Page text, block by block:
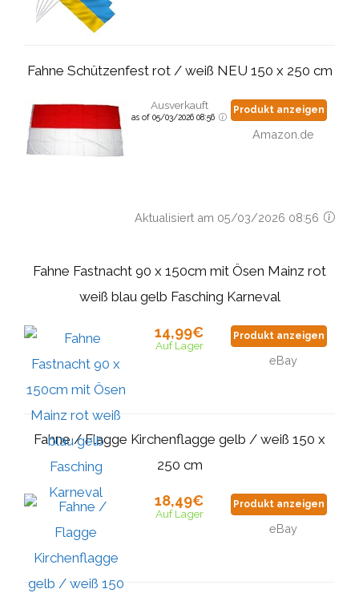
Fahne Schützenfest rot / weiß NEU 150 x 250 cm
Ausverkauft
as of 05/03/2026 08:56
Produkt anzeigen
Amazon.de
Aktualisiert am 05/03/2026 08:56
Fahne Fastnacht 90 x 150cm mit Ösen Mainz rot
weiß blau gelb Fasching Karneval
14,99€
Auf Lager
Produkt anzeigen
eBay
Fahne / Flagge Kirchenflagge gelb / weiß 150 x
250 cm
18,49€
Auf Lager
Produkt anzeigen
eBay